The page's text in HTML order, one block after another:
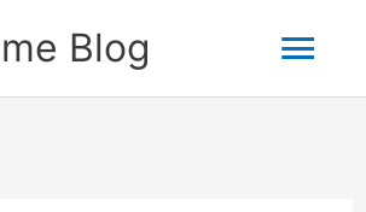
Blog